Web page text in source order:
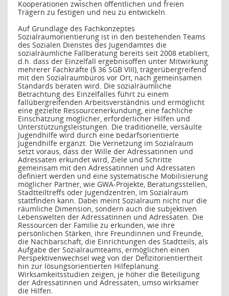
Kooperationen zwischen öffentlichen und freien
Trägern zu festigen und neu zu entwickeln.
Auf Grundlage des Fachkonzeptes
Sozialraumorientierung ist in den bestehenden Teams
des Sozialen Dienstes des Jugendamtes die
sozialräumliche Fallberatung bereits seit 2008 etabliert,
d.h. dass der Einzelfall ergebnisoffen unter Mitwirkung
mehrerer Fachkräfte (§ 36 SGB VIII), trägerübergreifend
mit den Sozialraumbüros vor Ort, nach gemeinsamen
Standards beraten wird. Die sozialräumliche
Betrachtung des Einzelfalles führt zu einem
fallübergreifenden Arbeitsverständnis und ermöglicht
eine gezielte Ressourcenerkundung, eine fachliche
Einschätzung möglicher, erforderlicher Hilfen und
Unterstützungsleistungen. Die traditionelle, versäulte
Jugendhilfe wird durch eine bedarfsorientierte
Jugendhilfe ergänzt. Die Vernetzung im Sozialraum
setzt voraus, dass der Wille der Adressatinnen und
Adressaten erkundet wird, Ziele und Schritte
gemeinsam mit den Adressatinnen und Adressaten
definiert werden und eine systematische Mobilisierung
möglicher Partner, wie GWA-Projekte, Beratungsstellen,
Stadtteiltreffs oder Jugendzentren, im Sozialraum
stattfinden kann. Dabei meint Sozialraum nicht nur die
räumliche Dimension, sondern auch die subjektiven
Lebenswelten der Adressatinnen und Adressaten. Die
Ressourcen der Familie zu erkunden, wie ihre
persönlichen Stärken, ihre Freundinnen und Freunde,
die Nachbarschaft, die Einrichtungen des Stadtteils, als
Aufgabe der Sozialraumteams, ermöglichen einen
Perspektivenwechsel weg von der Defizitorientiertheit
hin zur lösungsorientierten Hilfeplanung.
Wirksamkeitsstudien zeigen, je höher die Beteiligung
der Adressatinnen und Adressaten, umso wirksamer
die Hilfen.